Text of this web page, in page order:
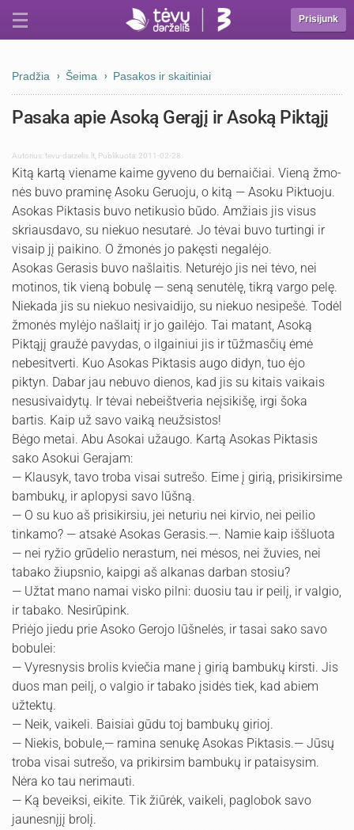
Prisijunk
Pradžia Šeima Pasakos ir skaitiniai
Pasaka apie Asoką Gerąjį ir Asoką Piktąjį
Autorius:tevu-darzelis.lt Publikuota: 2011-02-28
Kitą kartą viename kaime gyveno du bernaičiai. Vieną žmo­
nės buvo praminę Asoku Geruoju, o kitą — Asoku Piktuoju.
Asokas Piktasis buvo netikusio būdo. Amžiais jis visus
skriausda­vo, su niekuo nesutarė. Jo tėvai buvo turtingi ir
visaip jį paikino. O žmonės jo pakęsti negalėjo.
Asokas Gerasis buvo našlaitis. Neturėjo jis nei tėvo, nei
motinos, tik vieną bobulę — seną senutėlę, tikrą vargo pelę.
Niekada jis su niekuo nesivaidijo, su niekuo nesipešė. Todėl
žmonės mylėjo našlaitį ir jo gailėjo. Tai matant, Asoką
Piktąjį graužė pavydas, o ilgainiui jis ir tūžmasčių ėmė
nebesitverti. Kuo Asokas Piktasis augo didyn, tuo ėjo
piktyn. Dabar jau nebuvo dienos, kad jis su kitais vaikais
nesusivaidytų. Ir tėvai nebeištveria neįsikišę, irgi šoka
bartis. Kaip už savo vaiką neuž­sistos!
Bėgo metai. Abu Asokai užaugo. Kartą Asokas Piktasis
sako Asokui Gerajam:
— Klausyk, tavo troba visai sutrešo. Eime į girią, prisikirsime
bambukų, ir aplopysi savo lūšną.
— O su kuo aš prisikirsiu, jei neturiu nei kirvio, nei peilio
tinkamo? — atsakė Asokas Gerasis.—. Namie kaip iššluota
— nei ryžio grūdelio nerastum, nei mėsos, nei žuvies, nei
tabako žiupsnio, kaipgi aš alkanas darban stosiu?
— Užtat mano namai visko pilni: duosiu tau ir peilį, ir valgio,
ir tabako. Nesirūpink.
Priėjo jiedu prie Asoko Gerojo lūšnelės, ir tasai sako savo
bobulei:
— Vyresnysis brolis kviečia mane į girią bambukų kirsti. Jis
duos man peilį, o valgio ir tabako įsidės tiek, kad abiem
užtektų.
— Neik, vaikeli. Baisiai gūdu toj bambukų girioj.
— Niekis, bobule,— ramina senukę Asokas Piktasis.— Jūsų
troba visai sutrešo, va prikirsim bambukų ir pataisysim.
Nėra ko tau nerimauti.
— Ką beveiksi, eikite. Tik žiūrėk, vaikeli, paglobok savo
jaunesnįjį brolį.